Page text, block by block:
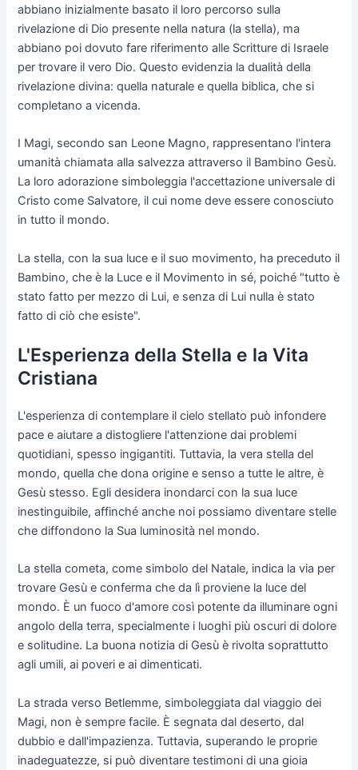
abbiano inizialmente basato il loro percorso sulla
rivelazione di Dio presente nella natura (la stella), ma
abbiano poi dovuto fare riferimento alle Scritture di Israele
per trovare il vero Dio. Questo evidenzia la dualità della
rivelazione divina: quella naturale e quella biblica, che si
completano a vicenda.
I Magi, secondo san Leone Magno, rappresentano l'intera
umanità chiamata alla salvezza attraverso il Bambino Gesù.
La loro adorazione simboleggia l'accettazione universale di
Cristo come Salvatore, il cui nome deve essere conosciuto
in tutto il mondo.
La stella, con la sua luce e il suo movimento, ha preceduto il
Bambino, che è la Luce e il Movimento in sé, poiché "tutto è
stato fatto per mezzo di Lui, e senza di Lui nulla è stato
fatto di ciò che esiste".
L'Esperienza della Stella e la Vita
Cristiana
L'esperienza di contemplare il cielo stellato può infondere
pace e aiutare a distogliere l'attenzione dai problemi
quotidiani, spesso ingigantiti. Tuttavia, la vera stella del
mondo, quella che dona origine e senso a tutte le altre, è
Gesù stesso. Egli desidera inondarci con la sua luce
inestinguibile, affinché anche noi possiamo diventare stelle
che diffondono la Sua luminosità nel mondo.
La stella cometa, come simbolo del Natale, indica la via per
trovare Gesù e conferma che da lì proviene la luce del
mondo. È un fuoco d'amore così potente da illuminare ogni
angolo della terra, specialmente i luoghi più oscuri di dolore
e solitudine. La buona notizia di Gesù è rivolta soprattutto
agli umili, ai poveri e ai dimenticati.
La strada verso Betlemme, simboleggiata dal viaggio dei
Magi, non è sempre facile. È segnata dal deserto, dal
dubbio e dall'impazienza. Tuttavia, superando le proprie
inadeguatezze, si può diventare testimoni di una gioia